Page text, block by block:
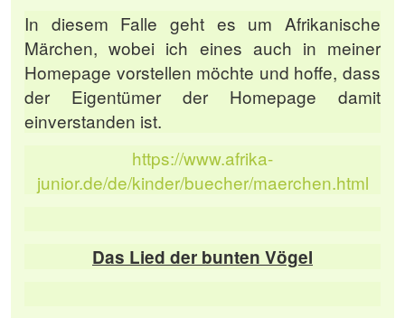
In diesem Falle geht es um Afrikanische
Märchen, wobei ich eines auch in meiner
Homepage vorstellen möchte und hoffe, dass
der Eigentümer der Homepage damit
einverstanden ist.
https://www.afrika-
junior.de/de/kinder/buecher/maerchen.html
Das Lied der bunten Vögel